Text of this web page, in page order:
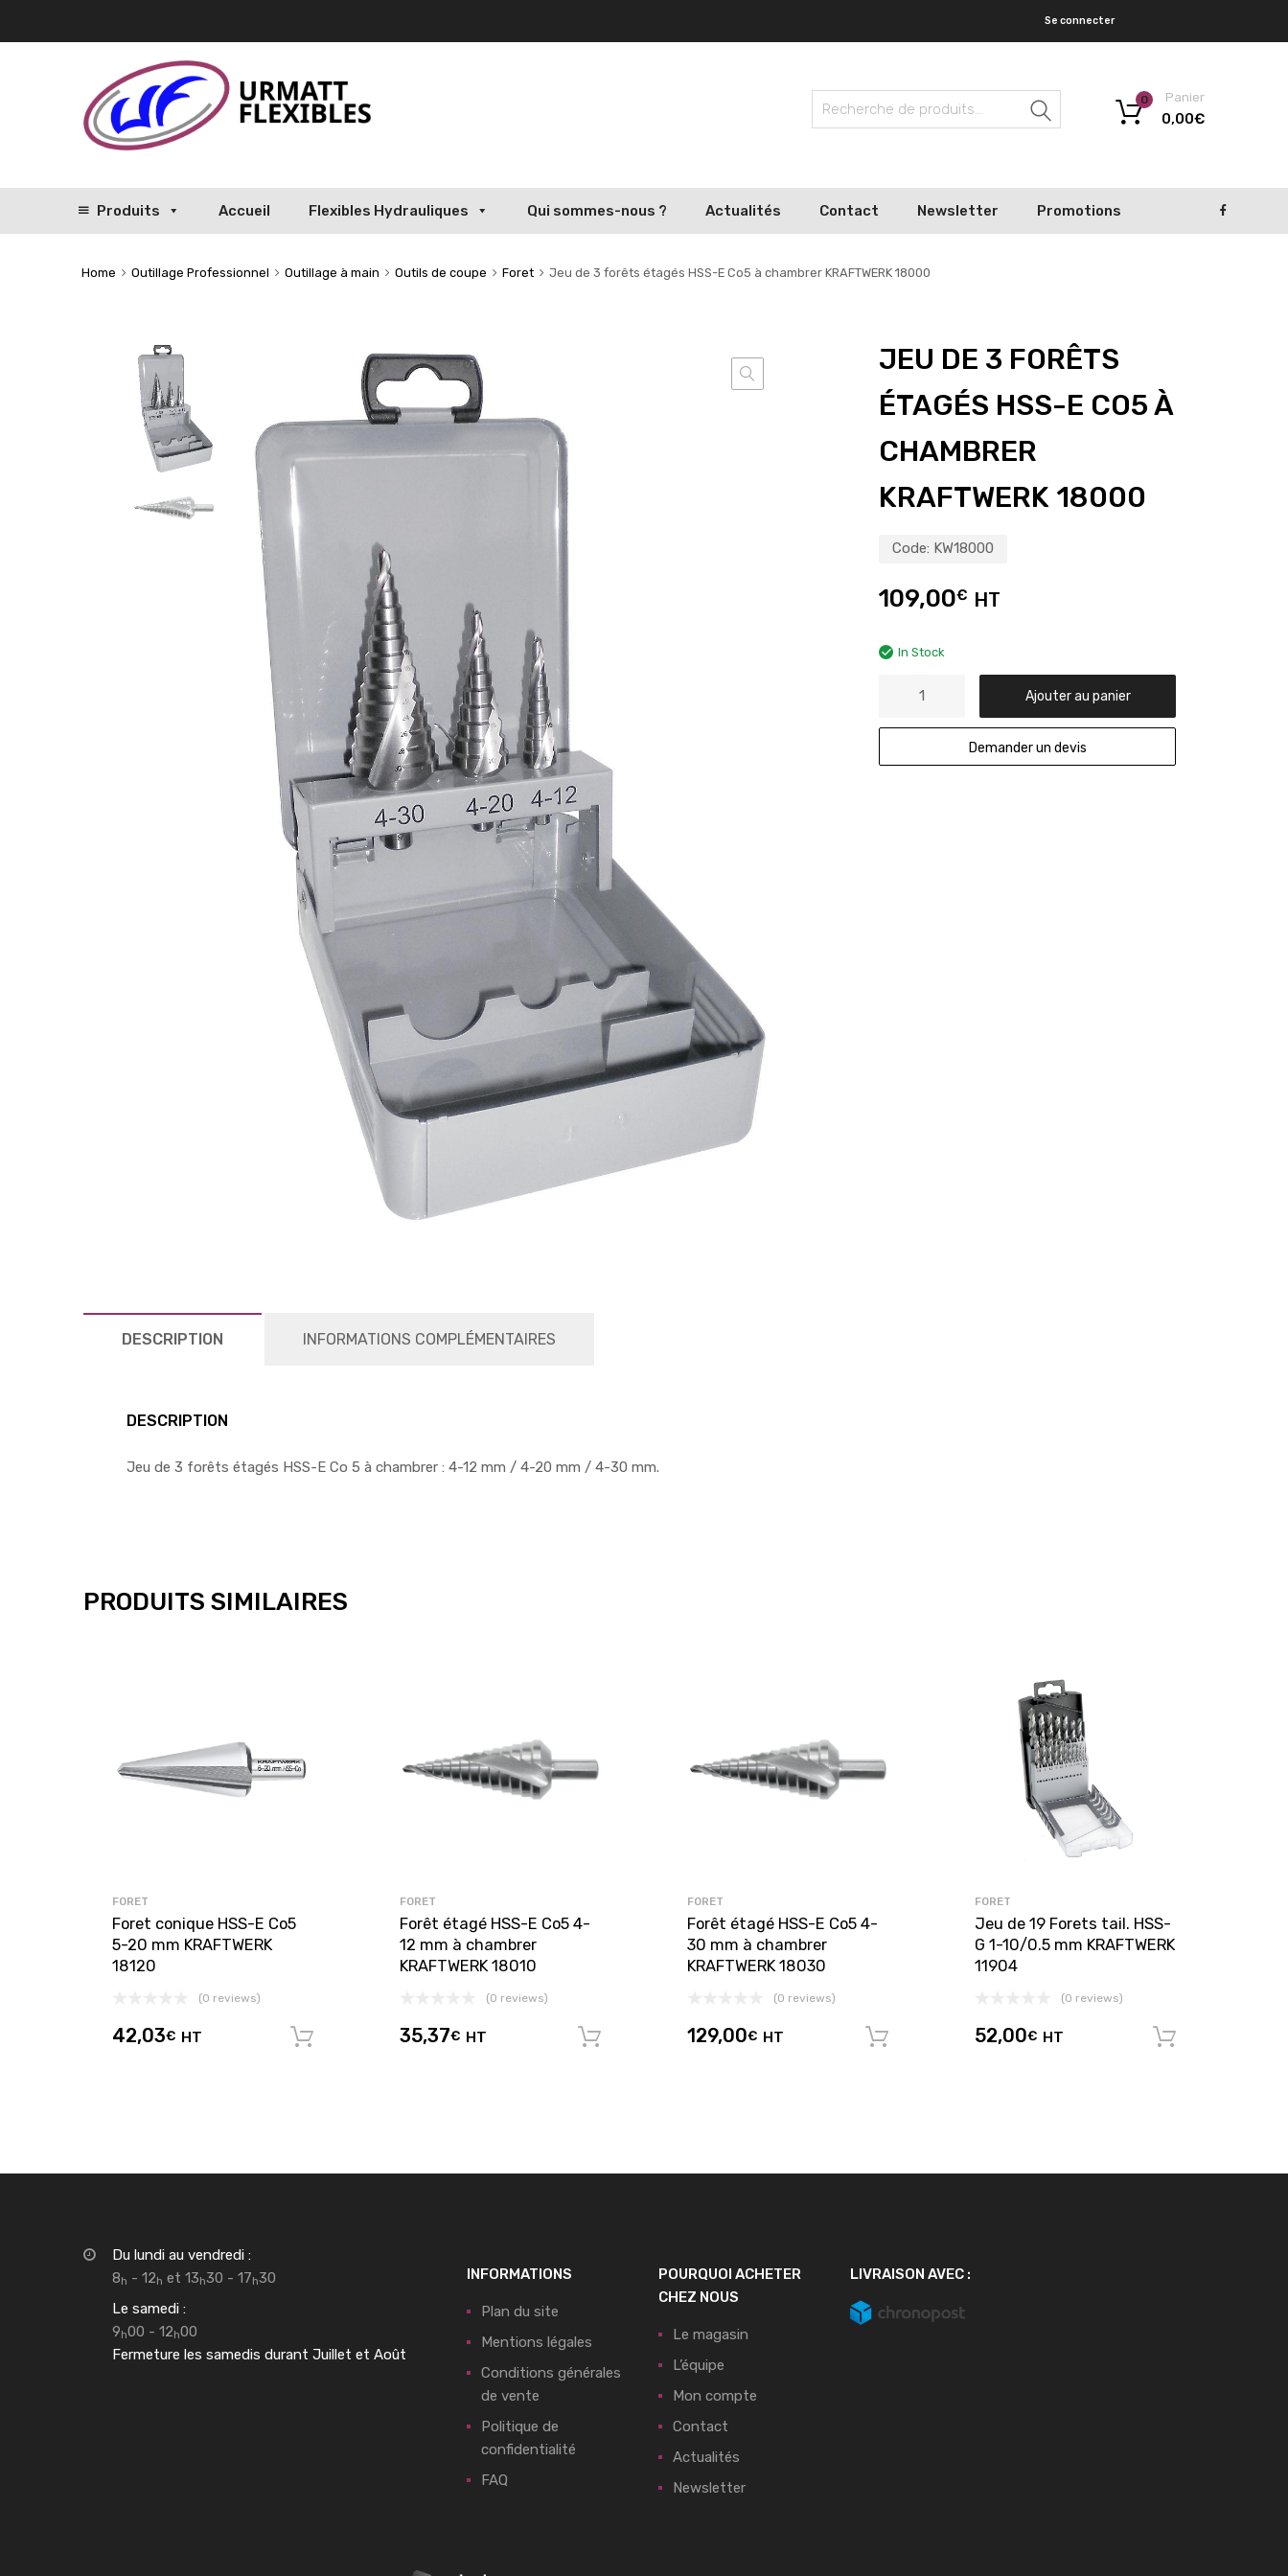
Se connecter
Recherche
Panier
0,00€
0
Produits Accueil Flexibles Hydrauliques Qui sommes-nous ? Actualités Contact Newsletter Promotions
Home Outillage Professionnel Outillage à main Outils de coupe Foret Jeu de 3 forêts étagés HSS-E Co5 à chambrer KRAFTWERK 18000
JEU DE 3 FORÊTS
ÉTAGÉS HSS-E CO5 À
CHAMBRER
KRAFTWERK 18000
Code: KW18000
109,00€ HT
In Stock
Ajouter au panier
Demander un devis
DESCRIPTION INFORMATIONS COMPLÉMENTAIRES
DESCRIPTION
Jeu de 3 forêts étagés HSS-E Co 5 à chambrer : 4-12 mm / 4-20 mm / 4-30 mm.
PRODUITS SIMILAIRES
FORET
Foret conique HSS-E Co5
5-20 mm KRAFTWERK
18120
(0 reviews)
42,03€ HT Ajouter au panier
FORET
Forêt étagé HSS-E Co5 4-
12 mm à chambrer
KRAFTWERK 18010
(0 reviews)
35,37€ HT Ajouter au panier
FORET
Forêt étagé HSS-E Co5 4-
30 mm à chambrer
KRAFTWERK 18030
(0 reviews)
129,00€ HT Ajouter au panier
FORET
Jeu de 19 Forets tail. HSS-
G 1-10/0.5 mm KRAFTWERK
11904
(0 reviews)
52,00€ HT
Du lundi au vendredi :
8h - 12h et 13h30 - 17h30
Le samedi :
9h00 - 12h00
Fermeture les samedis durant Juillet et Août
INFORMATIONS
Plan du site
Mentions légales
Conditions générales
de vente
Politique de
confidentialité
FAQ
POURQUOI ACHETER
CHEZ NOUS
Le magasin
L’équipe
Mon compte
Contact
Actualités
Newsletter
LIVRAISON AVEC :